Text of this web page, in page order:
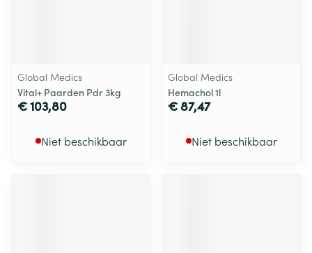
Global Medics
Vital+ Paarden Pdr 3kg
€ 103,80
Niet beschikbaar
Global Medics
Hemachol 1l
€ 87,47
Niet beschikbaar